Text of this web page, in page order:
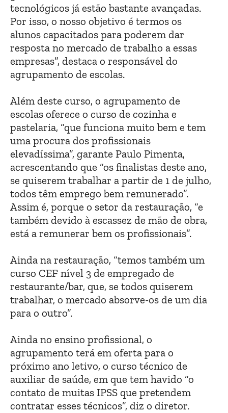
tecnológicos já estão bastante avançadas.
Por isso, o nosso objetivo é termos os
alunos capacitados para poderem dar
resposta no mercado de trabalho a essas
empresas”, destaca o responsável do
agrupamento de escolas.
Além deste curso, o agrupamento de
escolas oferece o curso de cozinha e
pastelaria, “que funciona muito bem e tem
uma procura dos profissionais
elevadíssima”, garante Paulo Pimenta,
acrescentando que “os finalistas deste ano,
se quiserem trabalhar a partir de 1 de julho,
todos têm emprego bem remunerado”.
Assim é, porque o setor da restauração, “e
também devido à escassez de mão de obra,
está a remunerar bem os profissionais”.
Ainda na restauração, “temos também um
curso CEF nível 3 de empregado de
restaurante/bar, que, se todos quiserem
trabalhar, o mercado absorve-os de um dia
para o outro”.
Ainda no ensino profissional, o
agrupamento terá em oferta para o
próximo ano letivo, o curso técnico de
auxiliar de saúde, em que tem havido “o
contato de muitas IPSS que pretendem
contratar esses técnicos”, diz o diretor.